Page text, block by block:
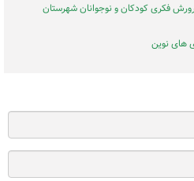
فکری کودکان و نوجوانان شهرستان
های نوین